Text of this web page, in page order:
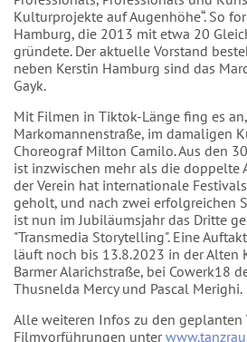
Kulturprojekte auf Augenhöhe“. So
Hamburg, die 2013 mit etwa 20
gründete. Der aktuelle Vorstand
neben Kerstin Hamburg sind das
Gayk.
Mit Filmen in Tiktok-Länge fing es
Markomannenstraße, im damaligen
Choreograf Milton Camilo. Aus den
ist inzwischen mehr als die doppelte
der Verein hat internationale
geholt, und nach zwei erfolgreichen
ist nun im Jubiläumsjahr das Dritte
"Transmedia Storytelling". Eine
läuft noch bis 13.8.2023 in der Alten
Barmer Alarichstraße, bei Cowerk18
Thusnelda Mercy und Pascal Merighi.
Alle weiteren Infos zu den geplanten
Filmvorführungen unter